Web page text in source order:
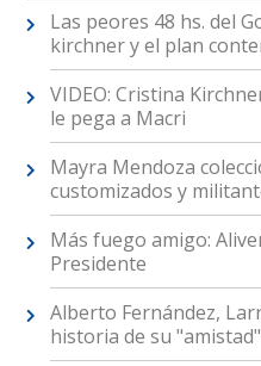
Las peores 48 hs. del
kirchner y el plan
VIDEO: Cristina
le pega a Macri
Mayra Mendoza
customizados y
Más fuego amigo:
Presidente
Alberto Fernández,
historia de su "amistad"